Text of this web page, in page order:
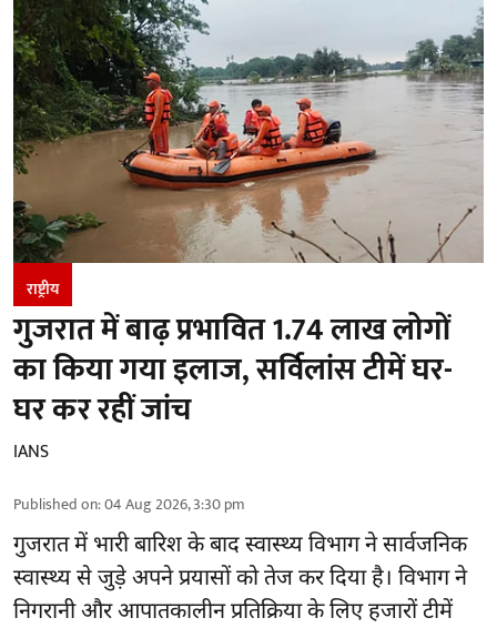
राष्ट्रीय
गुजरात में बाढ़ प्रभावित 1.74 लाख लोगों
का किया गया इलाज, सर्विलांस टीमें घर-
घर कर रहीं जांच
IANS
Published on:04 Aug 2026, 3:30 pm
गुजरातमें भारी बारिश के बाद स्वास्थ्य विभाग ने सार्वजनिक
स्वास्थ्य से जुड़े अपने प्रयासों को तेज कर दिया है। विभाग ने
निगरानी और आपातकालीन प्रतिक्रिया के लिए हजारों टीमें